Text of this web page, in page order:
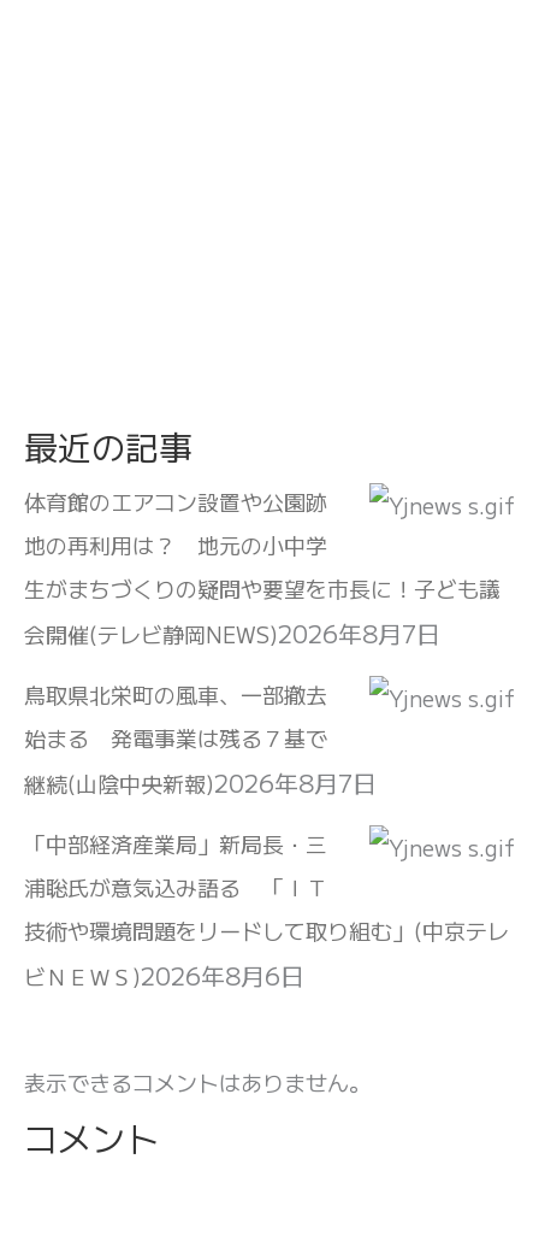
最近の記事
体育館のエアコン設置や公園跡
地の再利用は？ 地元の小中学
生がまちづくりの疑問や要望を市長に！子ども議
会開催(テレビ静岡NEWS)2026年8月7日
鳥取県北栄町の風車、一部撤去
始まる 発電事業は残る７基で
継続(山陰中央新報)2026年8月7日
「中部経済産業局」新局長・三
浦聡氏が意気込み語る 「ＩＴ
技術や環境問題をリードして取り組む」(中京テレ
ビＮＥＷＳ)2026年8月6日
表示できるコメントはありません。
コメント